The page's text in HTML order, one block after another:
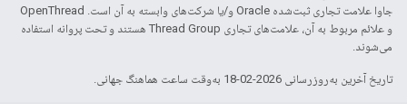
جاوا علامت تجاری ثبت‌شده Oracle و/یا شرکت‌های وابسته به آن است. ‫OpenThread
و علائم مربوط به آن، علامت‌های تجاری Thread Group هستند و تحت پروانه استفاده
می‌شوند.
تاریخ آخرین به‌روزرسانی 2026-02-18 به‌وقت ساعت هماهنگ جهانی.